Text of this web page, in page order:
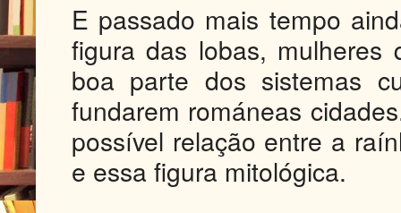
E passado mais tempo
figura das lobas, mulheres
boa parte dos sistemas
fundarem románeas
possível relação entre a
e essa figura mitológica.